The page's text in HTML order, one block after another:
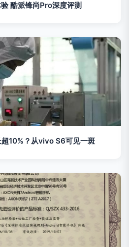
酷派锋尚Pro深度评测
10%？从vivo S6可见一斑